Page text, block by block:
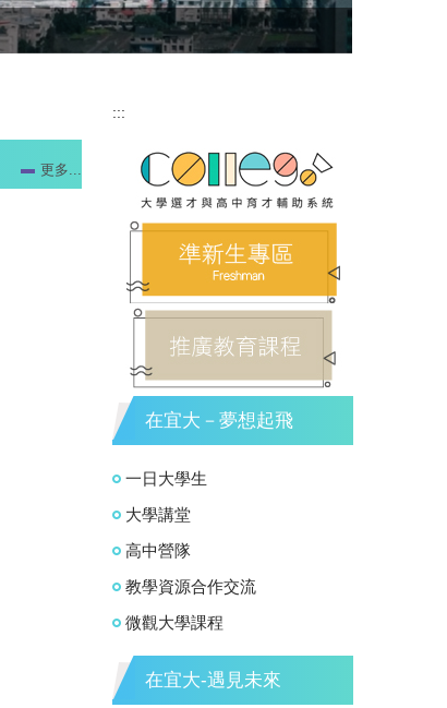
更多...
:::
在宜大－夢想起飛
一日大學生
大學講堂
高中營隊
教學資源合作交流
微觀大學課程
在宜大-遇見未來